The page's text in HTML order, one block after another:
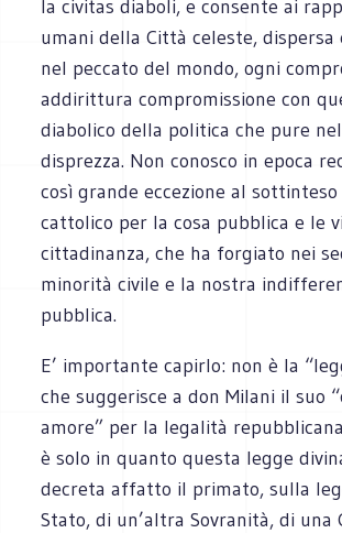
la civitas diaboli, e consente ai
umani della Città celeste, dispersa
nel peccato del mondo, ogni
addirittura compromissione con
diabolico della politica che pure
disprezza. Non conosco in epoca
così grande eccezione al sottinteso
cattolico per la cosa pubblica e le
cittadinanza, che ha forgiato nei
minorità civile e la nostra
pubblica.
E’ importante capirlo: non è la
che suggerisce a don Milani il suo
amore” per la legalità
è solo in quanto questa legge
decreta affatto il primato, sulla
Stato, di un’altra Sovranità, di una